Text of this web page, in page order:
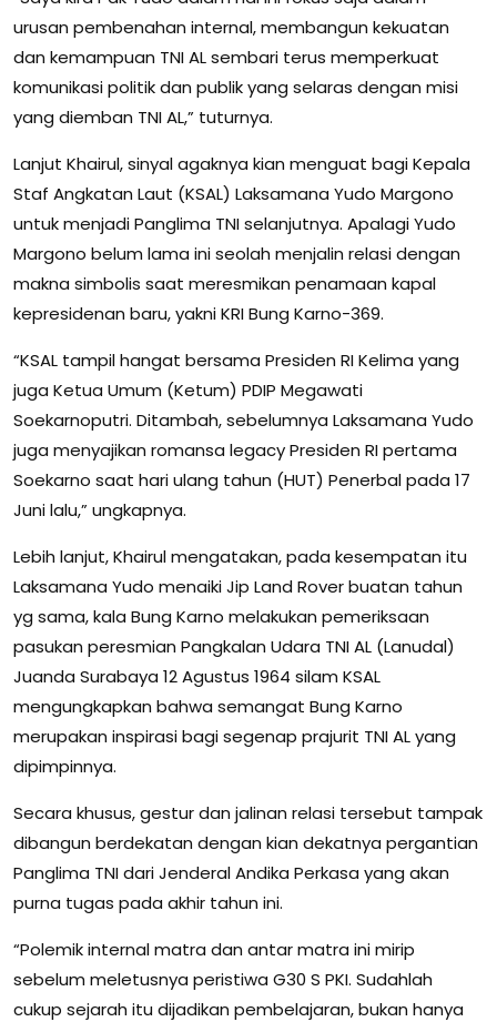
urusan pembenahan internal, membangun kekuatan
dan kemampuan TNI AL sembari terus memperkuat
komunikasi politik dan publik yang selaras dengan misi
yang diemban TNI AL,” tuturnya.
Lanjut Khairul, sinyal agaknya kian menguat bagi Kepala
Staf Angkatan Laut (KSAL) Laksamana Yudo Margono
untuk menjadi Panglima TNI selanjutnya. Apalagi Yudo
Margono belum lama ini seolah menjalin relasi dengan
makna simbolis saat meresmikan penamaan kapal
kepresidenan baru, yakni KRI Bung Karno-369.
“KSAL tampil hangat bersama Presiden RI Kelima yang
juga Ketua Umum (Ketum) PDIP Megawati
Soekarnoputri. Ditambah, sebelumnya Laksamana Yudo
juga menyajikan romansa legacy Presiden RI pertama
Soekarno saat hari ulang tahun (HUT) Penerbal pada 17
Juni lalu,” ungkapnya.
Lebih lanjut, Khairul mengatakan, pada kesempatan itu
Laksamana Yudo menaiki Jip Land Rover buatan tahun
yg sama, kala Bung Karno melakukan pemeriksaan
pasukan peresmian Pangkalan Udara TNI AL (Lanudal)
Juanda Surabaya 12 Agustus 1964 silam KSAL
mengungkapkan bahwa semangat Bung Karno
merupakan inspirasi bagi segenap prajurit TNI AL yang
dipimpinnya.
Secara khusus, gestur dan jalinan relasi tersebut tampak
dibangun berdekatan dengan kian dekatnya pergantian
Panglima TNI dari Jenderal Andika Perkasa yang akan
purna tugas pada akhir tahun ini.
“Polemik internal matra dan antar matra ini mirip
sebelum meletusnya peristiwa G30 S PKI. Sudahlah
cukup sejarah itu dijadikan pembelajaran, bukan hanya